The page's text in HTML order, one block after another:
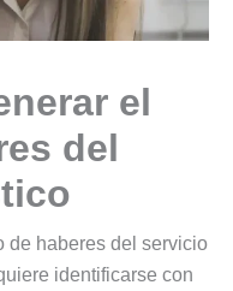
el
del
de haberes del servicio
identificarse con